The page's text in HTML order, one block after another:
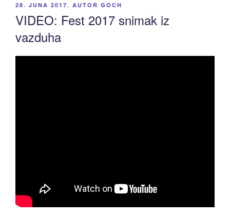
OBJAVLJENO
28. JUNA 2017. AUTOR GOCH
VIDEO: Fest 2017 snimak iz
vazduha